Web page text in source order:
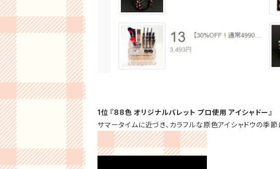
1位 『88色 オリジナルパレット プロ使用 アイシャドー』
サマータイムに近づき、カラフルな原色アイシャドウの季